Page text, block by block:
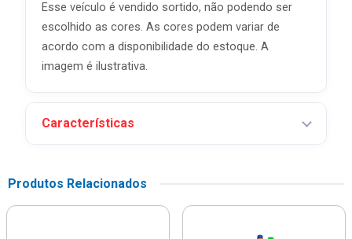
Esse veículo é vendido sortido, não podendo ser
escolhido as cores. As cores podem variar de
acordo com a disponibilidade do estoque. A
imagem é ilustrativa.
Características
Produtos Relacionados